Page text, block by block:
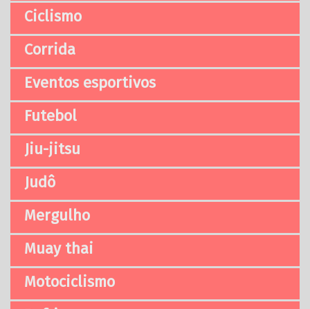
Ciclismo
Corrida
Eventos esportivos
Futebol
Jiu-jitsu
Judô
Mergulho
Muay thai
Motociclismo